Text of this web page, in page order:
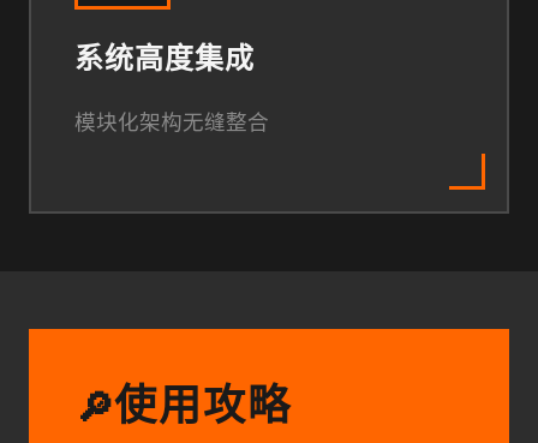
系统高度集成
模块化架构无缝整合
🔎使用攻略